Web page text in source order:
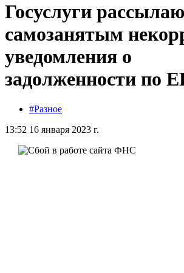
Госуслуги
самозанятым
уведомления о
задолженности по
#Разное
13:52 16 января 2023 г.